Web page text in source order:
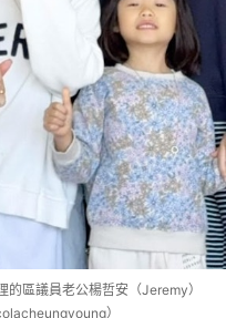
區議員老公楊哲安（Jeremy）
）